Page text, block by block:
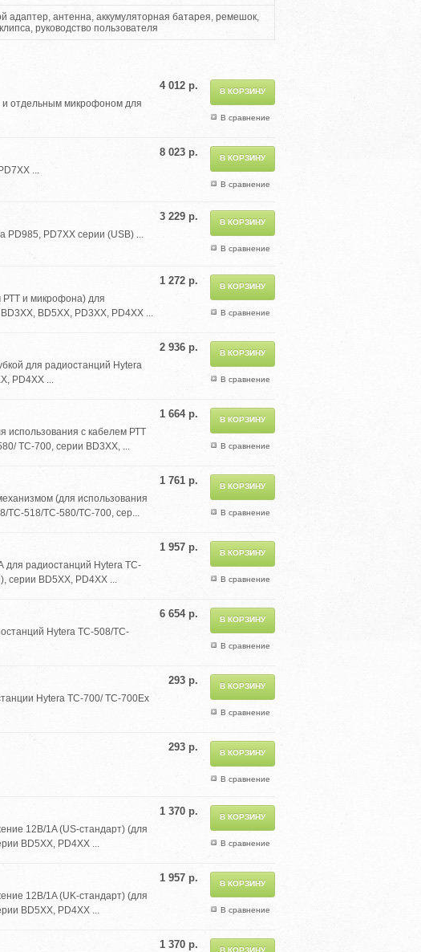
адаптер, антенна, аккумуляторная батарея, ремешок,
клипса, руководство пользователя
В сравнение
4 012 р.
и отдельным микрофоном для
В сравнение
8 023 р.
...
В сравнение
3 229 р.
PD985, PD7XX серии (USB) ...
В сравнение
1 272 р.
РТТ и микрофона) для
BD5XX, PD3XX, PD4XX ...
В сравнение
2 936 р.
для радиостанций Hytera
PD4XX ...
В сравнение
1 664 р.
использования с кабелем РТТ
TC-700, серии BD3XX, ...
В сравнение
1 761 р.
(для использования
TC-518/TC-580/TC-700, сер...
В сравнение
1 957 р.
для радиостанций Hytera TC-
серии BD5XX, PD4XX ...
В сравнение
6 654 р.
Hytera TC-508/TC-
В сравнение
293 р.
Hytera TC-700/ TC-700Ex
В сравнение
293 р.
В сравнение
1 370 р.
12В/1A (US-стандарт) (для
BD5XX, PD4XX ...
В сравнение
1 957 р.
12В/1A (UK-стандарт) (для
BD5XX, PD4XX ...
1 370 р.